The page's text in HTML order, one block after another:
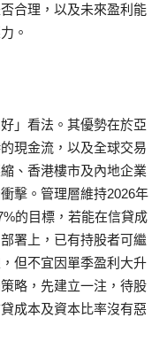
合理，以及未來盈利能
。
」看法。其優勢在於亞
現金流，以及全球交易
、香港樓市及內地企業
擊。管理層維持2026年
的目標，若能在信貸成
署上，已有持股者可繼
但不宜因單季盈利大升
略，先建立一注，待股
成本及資本比率沒有惡